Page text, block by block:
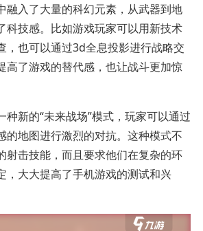
融入了大量的科幻元素，从武器到地
科技感。比如游戏玩家可以用新技术
，也可以通过3d全息投影进行战略交
高了游戏的替代感，也让战斗更加惊
种新的“未来战场”模式，玩家可以通过
的地图进行激烈的对抗。这种模式不
射击技能，而且要求他们在复杂的环
，大大提高了手机游戏的测试和兴